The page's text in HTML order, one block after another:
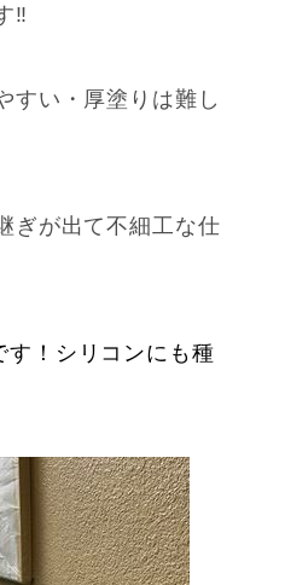
‼
すい・厚塗りは難し
ぎが出て不細工な仕
す！シリコンにも種